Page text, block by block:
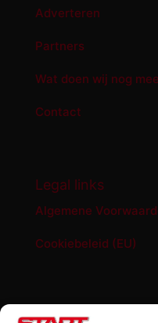
Adverteren
Partners
Wat doen wij nog
Contact
Legal links
Algemene
Cookiebeleid (EU)
START '84 shop